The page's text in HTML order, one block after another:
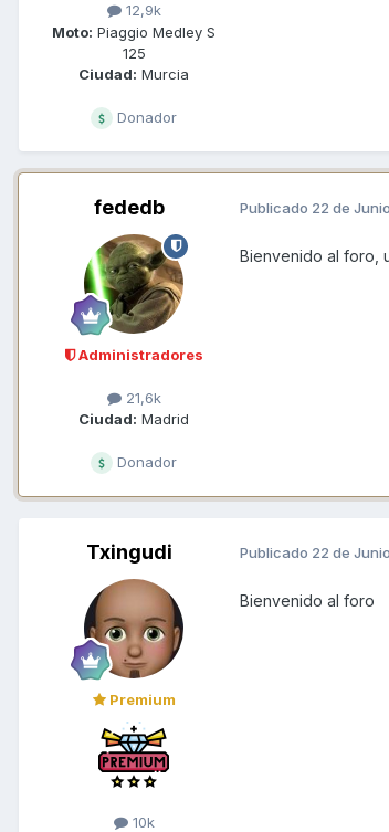
12,9k
Moto: Piaggio Medley S
125
Ciudad: Murcia
Donador
fededb
Administradores
21,6k
Ciudad: Madrid
Donador
Publicado 22 de
Bienvenido al foro,
Txingudi
Premium
10k
Publicado 22 de
Bienvenido al foro